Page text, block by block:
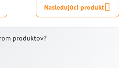
Nasledujúci produkt
produktov?